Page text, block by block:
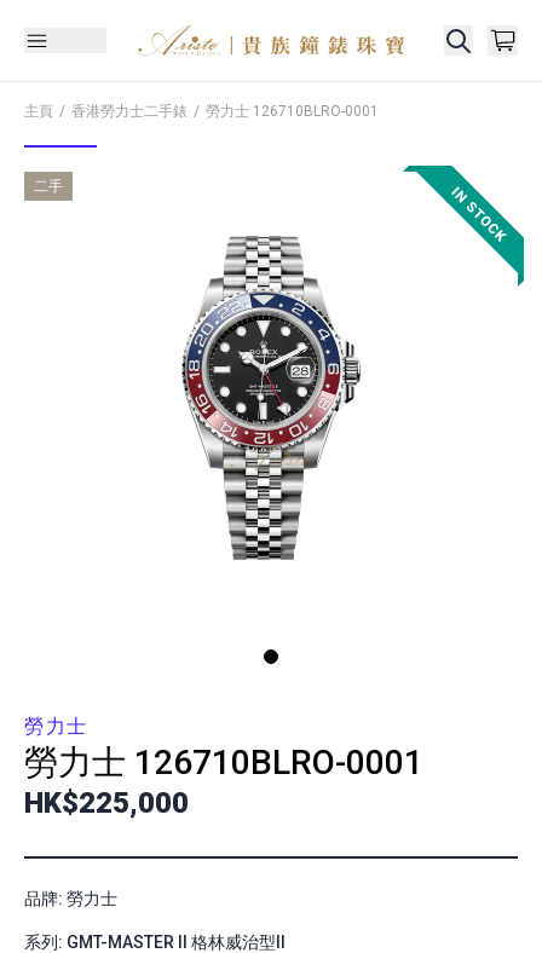
主頁 香港勞力士二手錶 勞力士 126710BLRO-0001
二手
勞力士
勞力士 126710BLRO-0001
HK$225,000
品牌: 勞力士
系列: GMT-MASTER II 格林威治型II